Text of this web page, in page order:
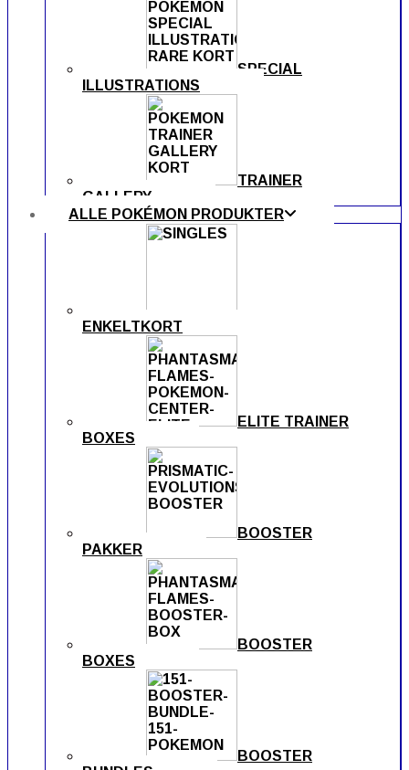
SPECIAL
ILLUSTRATIONS
TRAINER
GALLERY
ALLE POKÉMON PRODUKTER
ENKELTKORT
ELITE TRAINER
BOXES
BOOSTER
PAKKER
BOOSTER
BOXES
BOOSTER